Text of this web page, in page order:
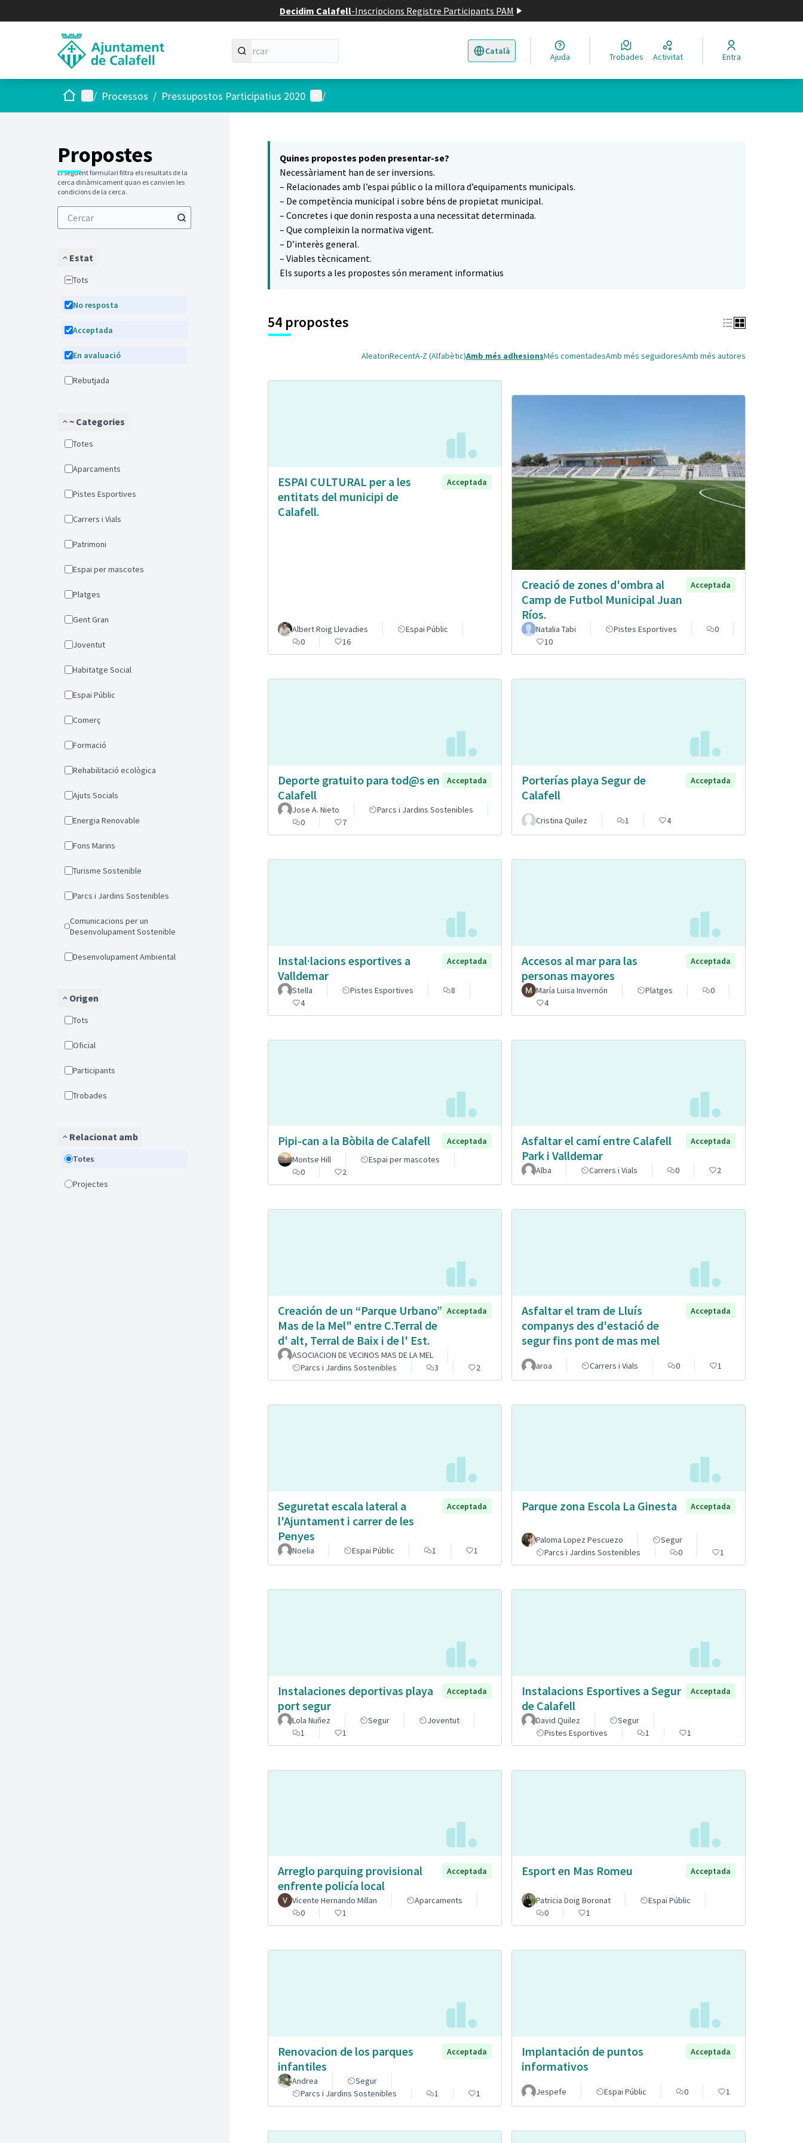
Decidim Calafell-Inscripcions Registre Participants PAM
Català
Triar la llengua Elegir el idioma
Ajuda Trobades Activitat Entra
Inici Menú principal
/ Processos / Pressupostos Participatius 2020 Menú d'usuari
/
Propostes
El següent formulari filtra els resultats de la
cerca dinàmicament quan es canvien les
condicions de la cerca.
Estat
Tots
No resposta
Acceptada
En avaluació
Rebutjada
~ Categories
Totes
Aparcaments
Pistes Esportives
Carrers i Vials
Patrimoni
Espai per mascotes
Platges
Gent Gran
Joventut
Habitatge Social
Espai Públic
Comerç
Formació
Rehabilitació ecològica
Ajuts Socials
Energia Renovable
Fons Marins
Turisme Sostenible
Parcs i Jardins Sostenibles
Comunicacions per un
Desenvolupament Sostenible
Desenvolupament Ambiental
Origen
Tots
Oficial
Participants
Trobades
Relacionat amb
Totes
Projectes
6
Quines propostes poden presentar-se?
Necessàriament han de ser inversions.
– Relacionades amb l’espai públic o la millora d’equipaments municipals.
– De competència municipal i sobre béns de propietat municipal.
– Concretes i que donin resposta a una necessitat determinada.
– Que compleixin la normativa vigent.
– D’interès general.
– Viables tècnicament.
Els suports a les propostes són merament informatius
54 propostes
AleatoriRecentA-Z (Alfabètic)Amb més adhesionsMés comentadesAmb més seguidoresAmb més autores
ESPAI CULTURAL per a les
entitats del municipi de
Calafell.
Acceptada
Albert Roig Llevadies
Espai Públic
0
16
Creació de zones d'ombra al
Camp de Futbol Municipal Juan
Ríos.
Acceptada
Natalia Tabi Pistes Esportives
0
10
Deporte gratuito para tod@s en
Calafell
Acceptada
Jose A. Nieto
Parcs i Jardins Sostenibles
0
7
Porterías playa Segur de
Calafell
Acceptada
Cristina Quilez 1 4
Instal·lacions esportives a
Valldemar
Acceptada
Stella Pistes Esportives
8
4
Accesos al mar para las
personas mayores
Acceptada
María Luisa Invernón Platges
0
4
Pipi-can a la Bòbila de Calafell
Acceptada
Montse Hill
Espai per mascotes
0
2
Asfaltar el camí entre Calafell
Park i Valldemar
Acceptada
Alba Carrers i Vials 0 2
Creación de un “Parque Urbano”
Mas de la Mel" entre C.Terral de
d' alt, Terral de Baix i de l' Est.
Acceptada
ASOCIACION DE VECINOS MAS DE LA MEL
Parcs i Jardins Sostenibles
3 2
Asfaltar el tram de Lluís
companys des d'estació de
segur fins pont de mas mel
Acceptada
aroa Carrers i Vials 0 1
Seguretat escala lateral a
l'Ajuntament i carrer de les
Penyes
Acceptada
Noelia Espai Públic 1 1
Parque zona Escola La Ginesta Acceptada
Paloma Lopez Pescuezo
Segur
Parcs i Jardins Sostenibles
0 1
Instalaciones deportivas playa
port segur
Acceptada
Lola Nuñez Segur
Joventut
1
1
Instalacions Esportives a Segur
de Calafell
Acceptada
David Quilez
Segur
Pistes Esportives
1 1
Arreglo parquing provisional
enfrente policía local
Acceptada
Vicente Hernando Millan
Aparcaments
0
1
Esport en Mas Romeu Acceptada
Patricia Doig Boronat
Espai Públic
0
1
Renovacion de los parques
infantiles
Acceptada
Andrea
Segur
Parcs i Jardins Sostenibles
1 1
Implantación de puntos
informativos
Acceptada
Jespefe Espai Públic 0 1